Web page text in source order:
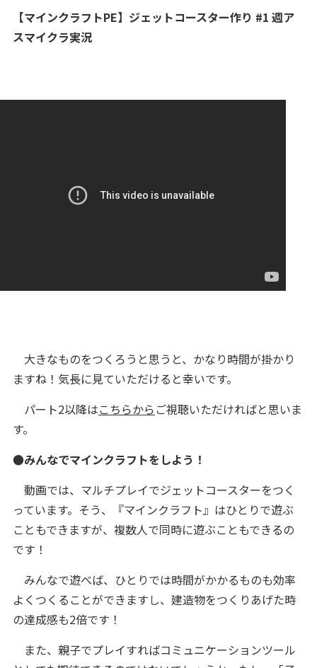
【マインクラフトPE】ジェットコースター作り #1 週ア
スマイクラ実況
大きなものをつくろうと思うと、かなり時間が掛かり
ますね！気長に見ていただけると幸いです。
パート2以降はこちらから ご視聴いただければと思いま
す。
●みんなでマインクラフトをしよう！
動画では、マルチプレイでジェットコースターをつく
っています。そう、『マインクラフト』はひとりで遊ぶ
こともできますが、複数人で同時に遊ぶこともできるの
です！
みんなで遊べば、ひとりでは時間がかかるものも効率
よくつくることができますし、建造物をつくりあげた時
の達成感も2倍です！
また、親子でプレイすればコミュニケーションツール